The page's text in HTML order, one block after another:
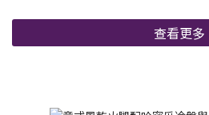
查看更多